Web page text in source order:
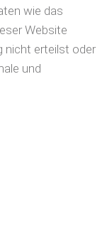
wie das
Website
nicht erteilst oder
und